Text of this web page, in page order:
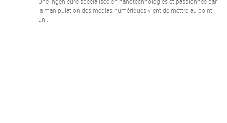
la manipulation des médias numériques vient de mettre au point
un...